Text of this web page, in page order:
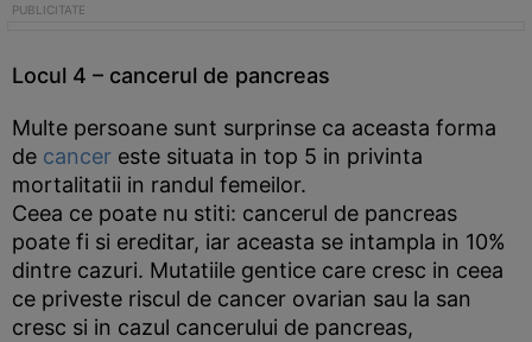
Locul 4 – cancerul de pancreas
Multe persoane sunt surprinse ca aceasta forma
de cancer este situata in top 5 in privinta
mortalitatii in randul femeilor.
Ceea ce poate nu stiti: cancerul de pancreas
poate fi si ereditar, iar aceasta se intampla in 10%
dintre cazuri. Mutatiile gentice care cresc in ceea
ce priveste riscul de cancer ovarian sau la san
cresc si in cazul cancerului de pancreas,